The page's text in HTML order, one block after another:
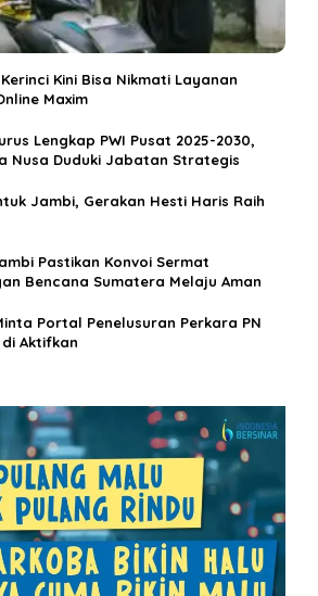
Kini Bisa Nikmati Layanan
Maxim
Lengkap PWI Pusat 2025-2030,
Nusa Duduki Jabatan Strategis
Jambi, Gerakan Hesti Haris Raih
Pastikan Konvoi Sermat
Bencana Sumatera Melaju Aman
Portal Penelusuran Perkara PN
Aktifkan